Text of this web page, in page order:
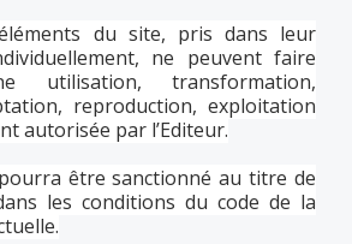
du site, pris dans leur
ne peuvent faire
utilisation, transformation,
reproduction, exploitation
autorisée par l’Editeur.
être sanctionné au titre de
les conditions du code de la